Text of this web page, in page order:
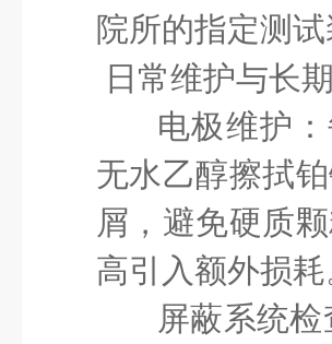
院所的指定测试
日常维护与长
电极维护
无水乙醇擦拭
屑，避免硬质
高引入额外损耗
屏蔽系统检